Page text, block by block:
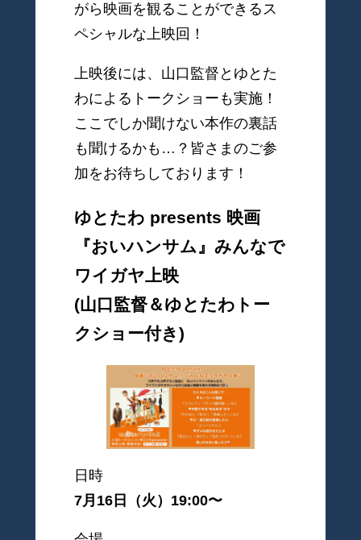
がら映画を観ることができるス
ペシャルな上映回！
上映後には、山口監督とゆとた
わによるトークショーも実施！
ここでしか聞けない本作の裏話
も聞けるかも…？皆さまのご参
加をお待ちしております！
ゆとたわ presents 映画
『おいハンサム』みんなで
ワイガヤ上映
(山口監督＆ゆとたわトー
クショー付き)
日時
7月16日（火）19:00〜